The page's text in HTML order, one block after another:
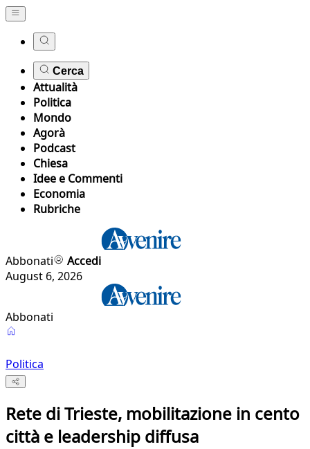
Cerca
Attualità
Politica
Mondo
Agorà
Podcast
Chiesa
Idee e Commenti
Economia
Rubriche
Abbonati
Accedi
August 6, 2026
Abbonati
Politica
Rete di Trieste, mobilitazione in cento
città e leadership diffusa